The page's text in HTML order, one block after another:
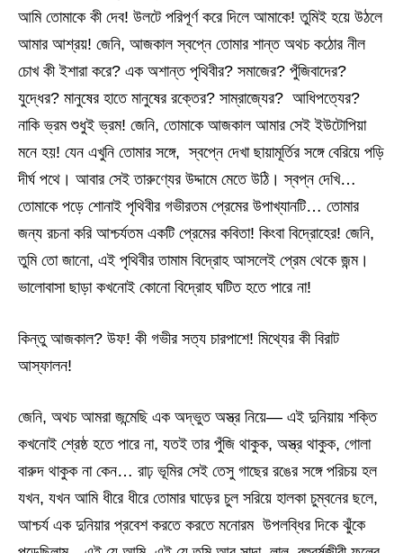
আমি তোমাকে কী দেব! উলটে পরিপূর্ণ করে দিলে আমাকে! তুমিই হয়ে উঠলে
আমার আশ্রয়! জেনি, আজকাল স্বপ্নে তোমার শান্ত অথচ কঠোর নীল
চোখ কী ইশারা করে? এক অশান্ত পৃথিবীর? সমাজের? পুঁজিবাদের?
যুদ্ধের? মানুষের হাতে মানুষের রক্তের? সাম্রাজ্যের? আধিপত্যের?
নাকি ভ্রম শুধুই ভ্রম! জেনি, তোমাকে আজকাল আমার সেই ইউটোপিয়া
মনে হয়! যেন এখুনি তোমার সঙ্গে, স্বপ্নে দেখা ছায়ামূর্তির সঙ্গে বেরিয়ে পড়ি
দীর্ঘ পথে। আবার সেই তারুণ্যের উদ্দামে মেতে উঠি। স্বপ্ন দেখি…
তোমাকে পড়ে শোনাই পৃথিবীর গভীরতম প্রেমের উপাখ্যানটি… তোমার
জন্য রচনা করি আশ্চর্যতম একটি প্রেমের কবিতা! কিংবা বিদ্রোহের! জেনি,
তুমি তো জানো, এই পৃথিবীর তামাম বিদ্রোহ আসলেই প্রেম থেকে জন্ম।
ভালোবাসা ছাড়া কখনোই কোনো বিদ্রোহ ঘটিত হতে পারে না!
কিন্তু আজকাল? উফ! কী গভীর সত্য চারপাশে! মিথ্যের কী বিরাট
আস্ফালন!
জেনি, অথচ আমরা জন্মেছি এক অদ্ভুত অস্ত্র নিয়ে— এই দুনিয়ায় শক্তি
কখনোই শ্রেষ্ঠ হতে পারে না, যতই তার পুঁজি থাকুক, অস্ত্র থাকুক, গোলা
বারুদ থাকুক না কেন… রাঢ় ভূমির সেই তেসু গাছের রঙের সঙ্গে পরিচয় হল
যখন, যখন আমি ধীরে ধীরে তোমার ঘাড়ের চুল সরিয়ে হালকা চুম্বনের ছলে,
আশ্চর্য এক দুনিয়ার প্রবেশ করতে করতে মনোরম উপলব্ধির দিকে ঝুঁকে